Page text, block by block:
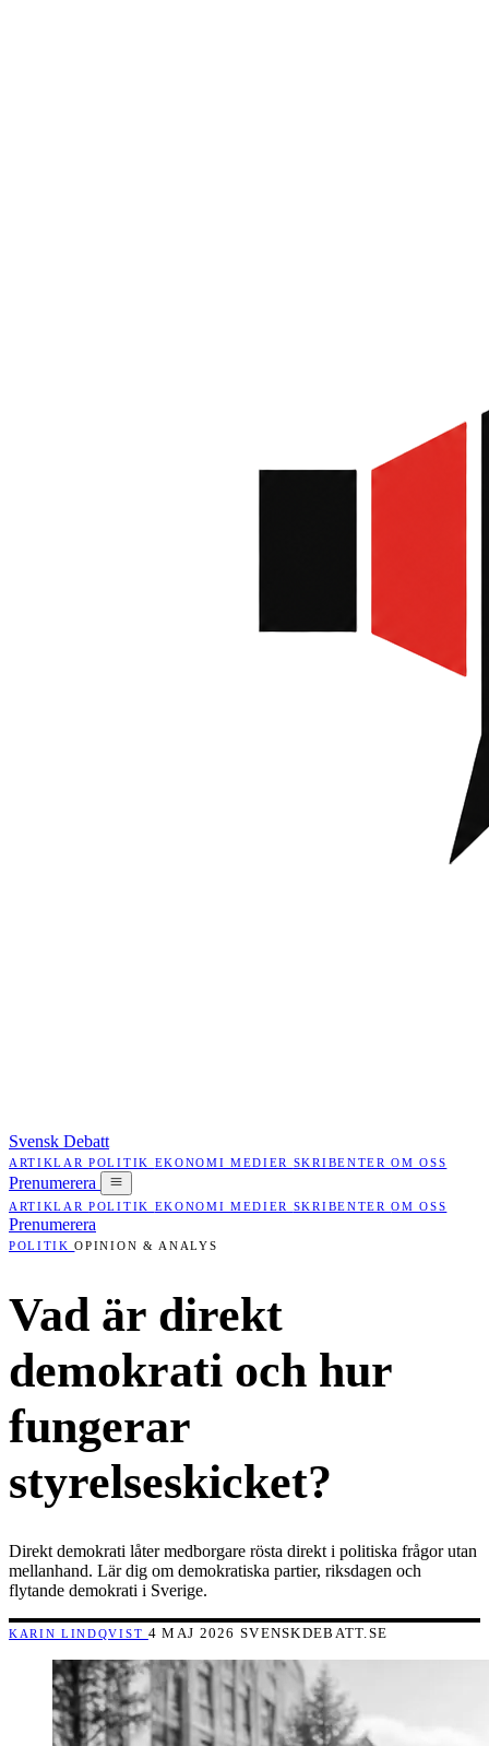
Svensk Debatt
ARTIKLARPOLITIK EKONOMIMEDIER SKRIBENTEROM OSS
Prenumerera
ARTIKLARPOLITIK EKONOMIMEDIER SKRIBENTEROM OSS
Prenumerera
POLITIKOPINION & ANALYS
Vad är direkt
demokrati och hur
fungerar
styrelseskicket?
Direkt demokrati låter medborgare rösta direkt i politiska frågor utan
mellanhand. Lär dig om demokratiska partier, riksdagen och
flytande demokrati i Sverige.
KARIN LINDQVIST 4 MAJ 2026 SVENSKDEBATT.SE